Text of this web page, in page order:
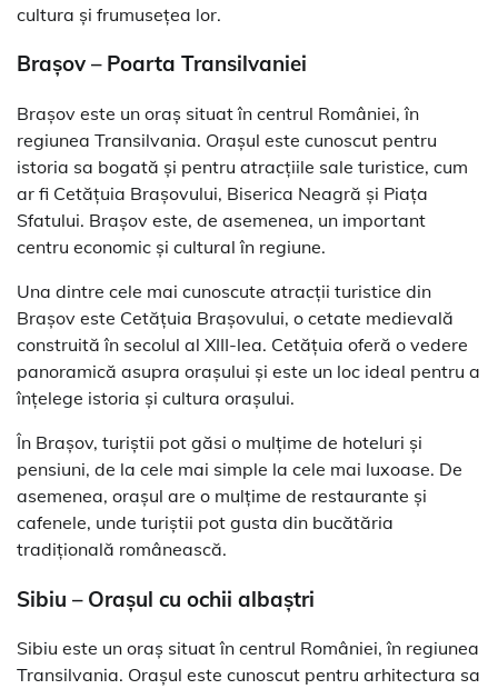
cultura și frumusețea lor.
Brașov – Poarta Transilvaniei
Brașov este un oraș situat în centrul României, în
regiunea Transilvania. Orașul este cunoscut pentru
istoria sa bogată și pentru atracțiile sale turistice, cum
ar fi Cetățuia Brașovului, Biserica Neagră și Piața
Sfatului. Brașov este, de asemenea, un important
centru economic și cultural în regiune.
Una dintre cele mai cunoscute atracții turistice din
Brașov este Cetățuia Brașovului, o cetate medievală
construită în secolul al XIII-lea. Cetățuia oferă o vedere
panoramică asupra orașului și este un loc ideal pentru a
înțelege istoria și cultura orașului.
În Brașov, turiștii pot găsi o mulțime de hoteluri și
pensiuni, de la cele mai simple la cele mai luxoase. De
asemenea, orașul are o mulțime de restaurante și
cafenele, unde turiștii pot gusta din bucătăria
tradițională românească.
Sibiu – Orașul cu ochii albaștri
Sibiu este un oraș situat în centrul României, în regiunea
Transilvania. Orașul este cunoscut pentru arhitectura sa